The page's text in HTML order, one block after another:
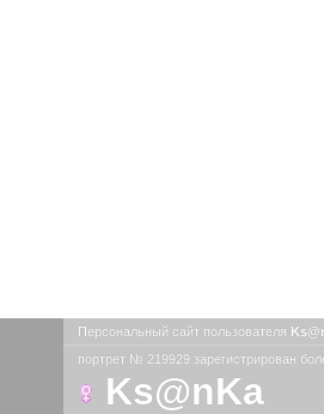
Персональный сайт пользователя
портрет № 219929 зарегистрирован
Ks@nKa